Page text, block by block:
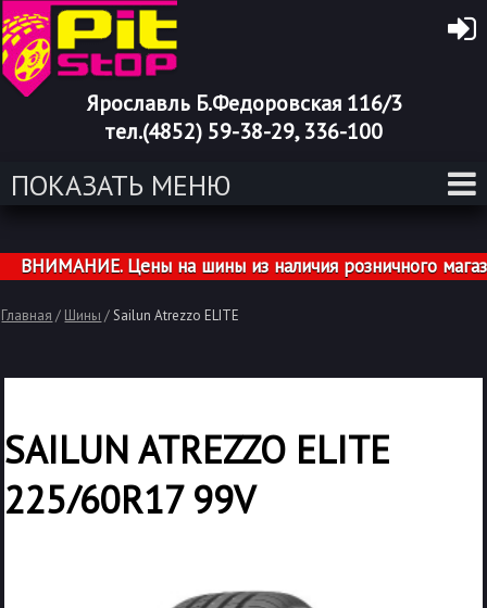
Ярославль Б.Федоровская 116/3
тел.(4852) 59-38-29, 336-100
ПОКАЗАТЬ МЕНЮ
Цены на шины из наличия розничного
Главная / Шины / Sailun Atrezzo ELITE
SAILUN ATREZZO ELITE
225/60R17 99V